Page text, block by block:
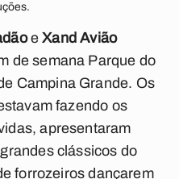
eXand Avião
de semana Parque do
Campina Grande. Os
fazendo os
apresentaram
clássicos do
forrozeiros dançarem